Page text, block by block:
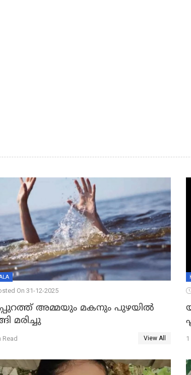
On 31-12-2025
അമ്മയും മകനും പുഴയിൽ
മരിച്ചു
Read View All 1